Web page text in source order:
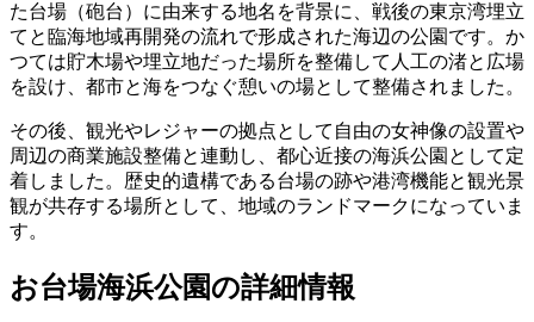
た台場（砲台）に由来する地名を背景に、戦後の東京湾埋立
てと臨海地域再開発の流れで形成された海辺の公園です。か
つては貯木場や埋立地だった場所を整備して人工の渚と広場
を設け、都市と海をつなぐ憩いの場として整備されました。
その後、観光やレジャーの拠点として自由の女神像の設置や
周辺の商業施設整備と連動し、都心近接の海浜公園として定
着しました。歴史的遺構である台場の跡や港湾機能と観光景
観が共存する場所として、地域のランドマークになっていま
す。
お台場海浜公園の詳細情報